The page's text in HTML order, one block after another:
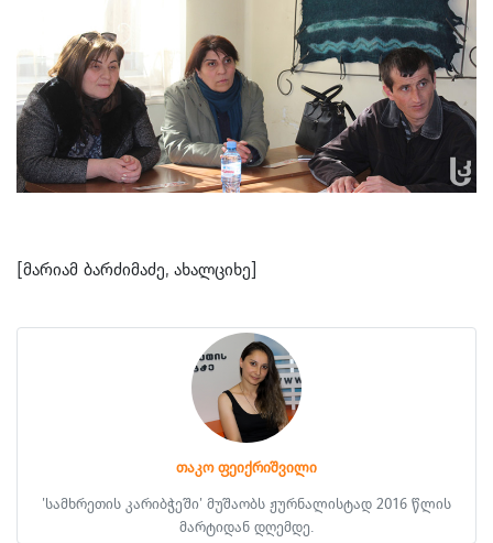
[მარიამ ბარძიმაძე, ახალციხე]
თაკო ფეიქრიშვილი
'სამხრეთის კარიბჭეში' მუშაობს ჟურნალისტად 2016 წლის
მარტიდან დღემდე.